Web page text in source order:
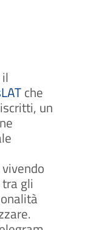
che
un
gli